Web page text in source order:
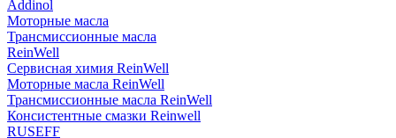
Addinol
Моторные масла
Трансмиссионные масла
ReinWell
Сервисная химия ReinWell
Моторные масла ReinWell
Трансмиссионные масла ReinWell
Консистентные смазки Reinwell
RUSEFF